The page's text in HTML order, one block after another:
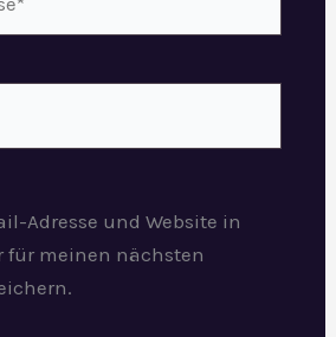
Adresse und Website in
für meinen nächsten